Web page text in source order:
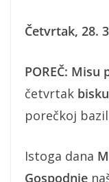
Četvrtak, 28.
POREČ: Misu
četvrtak
porečkoj
Istoga dana
Gospodnje